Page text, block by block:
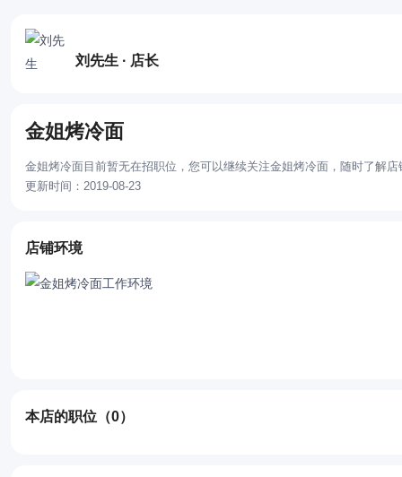
刘先生 · 店长
金姐烤冷面
金姐烤冷面目前暂无在招职位，您可以继续关注金姐烤冷面，随时了解店
更新时间：2019-08-23
店铺环境
本店的职位 （0）